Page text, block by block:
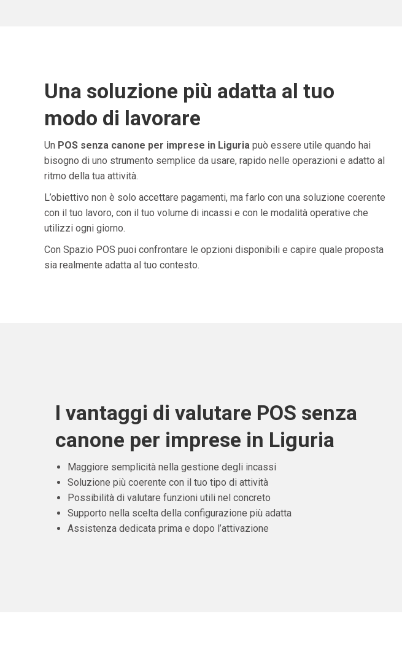
Una soluzione più adatta al tuo
modo di lavorare
Un POS senza canone per imprese in Liguria può essere utile quando hai
bisogno di uno strumento semplice da usare, rapido nelle operazioni e adatto al
ritmo della tua attività.
L’obiettivo non è solo accettare pagamenti, ma farlo con una soluzione coerente
con il tuo lavoro, con il tuo volume di incassi e con le modalità operative che
utilizzi ogni giorno.
Con Spazio POS puoi confrontare le opzioni disponibili e capire quale proposta
sia realmente adatta al tuo contesto.
I vantaggi di valutare POS senza
canone per imprese in Liguria
Maggiore semplicità nella gestione degli incassi
Soluzione più coerente con il tuo tipo di attività
Possibilità di valutare funzioni utili nel concreto
Supporto nella scelta della configurazione più adatta
Assistenza dedicata prima e dopo l’attivazione